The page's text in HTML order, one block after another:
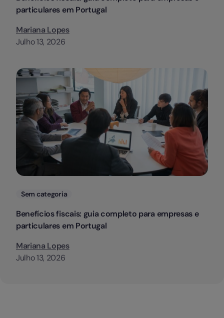
particulares em Portugal
Mariana Lopes
Julho 13, 2026
Categorias
Sem categoria
Benefícios fiscais: guia completo para empresas e
particulares em Portugal
Mariana Lopes
Julho 13, 2026